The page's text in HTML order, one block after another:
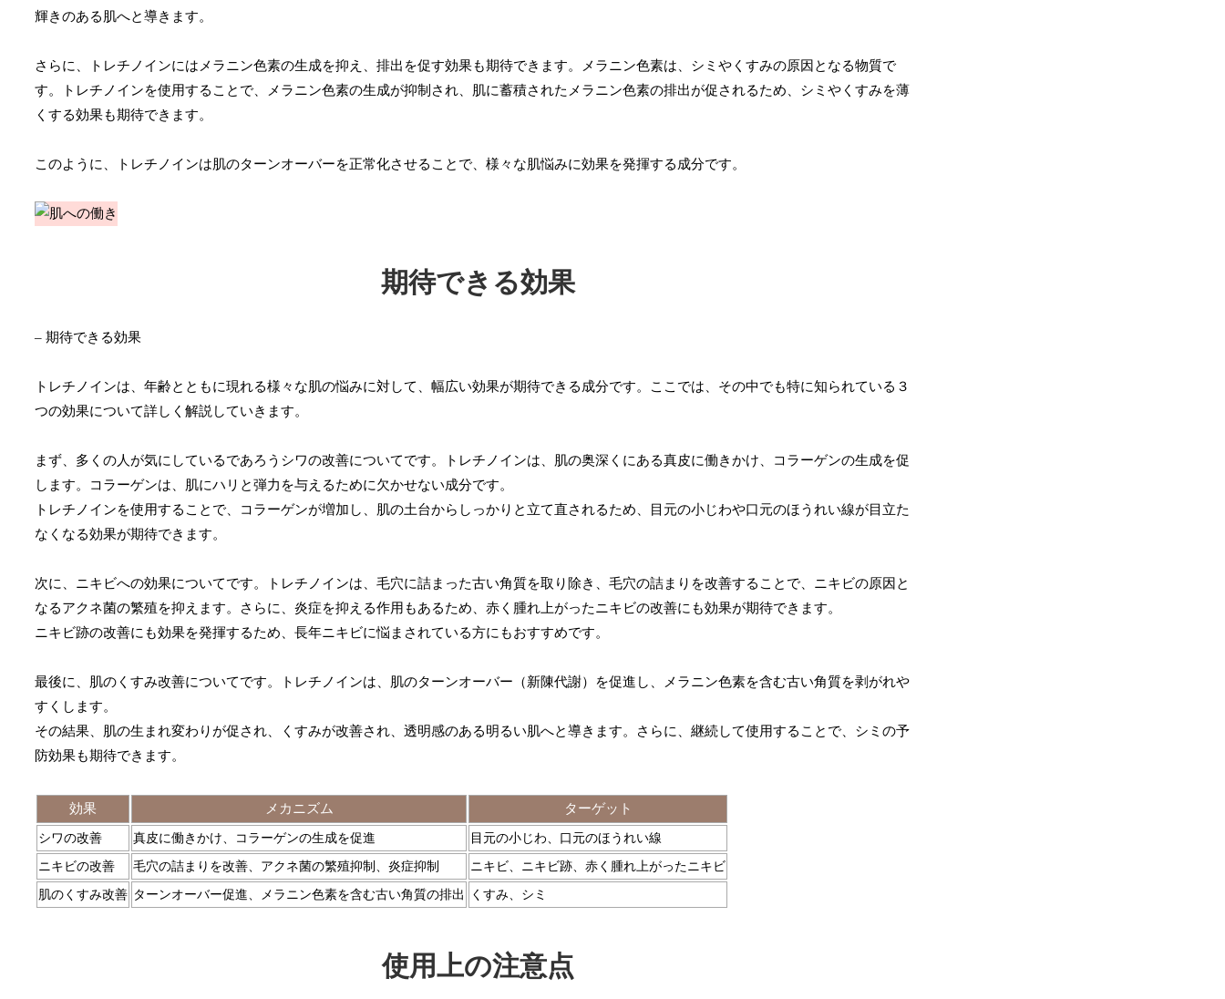
輝きのある肌へと導きます。
さらに、トレチノインにはメラニン色素の生成を抑え、排出を促す効果も期待できます。メラニン色素は、シミやくすみの原因となる物質で
す。トレチノインを使用することで、メラニン色素の生成が抑制され、肌に蓄積されたメラニン色素の排出が促されるため、シミやくすみを薄
くする効果も期待できます。
このように、トレチノインは肌のターンオーバーを正常化させることで、様々な肌悩みに効果を発揮する成分です。
期待できる効果
– 期待できる効果
トレチノインは、年齢とともに現れる様々な肌の悩みに対して、幅広い効果が期待できる成分です。ここでは、その中でも特に知られている３
つの効果について詳しく解説していきます。
まず、多くの人が気にしているであろうシワの改善についてです。トレチノインは、肌の奥深くにある真皮に働きかけ、コラーゲンの生成を促
します。コラーゲンは、肌にハリと弾力を与えるために欠かせない成分です。
トレチノインを使用することで、コラーゲンが増加し、肌の土台からしっかりと立て直されるため、目元の小じわや口元のほうれい線が目立た
なくなる効果が期待できます。
次に、ニキビへの効果についてです。トレチノインは、毛穴に詰まった古い角質を取り除き、毛穴の詰まりを改善することで、ニキビの原因と
なるアクネ菌の繁殖を抑えます。さらに、炎症を抑える作用もあるため、赤く腫れ上がったニキビの改善にも効果が期待できます。
ニキビ跡の改善にも効果を発揮するため、長年ニキビに悩まされている方にもおすすめです。
最後に、肌のくすみ改善についてです。トレチノインは、肌のターンオーバー（新陳代謝）を促進し、メラニン色素を含む古い角質を剥がれや
すくします。
その結果、肌の生まれ変わりが促され、くすみが改善され、透明感のある明るい肌へと導きます。さらに、継続して使用することで、シミの予
防効果も期待できます。
効果 メカニズム ターゲット
シワの改善 真皮に働きかけ、コラーゲンの生成を促進 目元の小じわ、口元のほうれい線
ニキビの改善 毛穴の詰まりを改善、アクネ菌の繁殖抑制、炎症抑制 ニキビ、ニキビ跡、赤く腫れ上がったニキビ
肌のくすみ改善 ターンオーバー促進、メラニン色素を含む古い角質の排出 くすみ、シミ
使用上の注意点